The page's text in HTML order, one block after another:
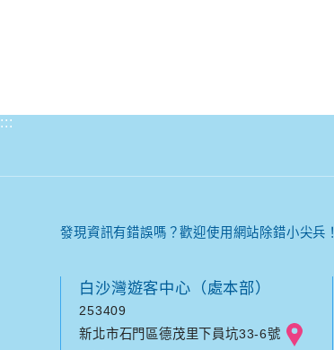
:::
發現資訊有錯誤嗎？歡迎使用網站除錯小尖兵！
白沙灣遊客中心（處本部）
253409
新北市石門區德茂里下員坑33-6號